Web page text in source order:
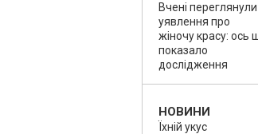
Вчені переглянули
уявлення про
жіночу красу: ось
показало
дослідження
НОВИНИ
Їхній укус